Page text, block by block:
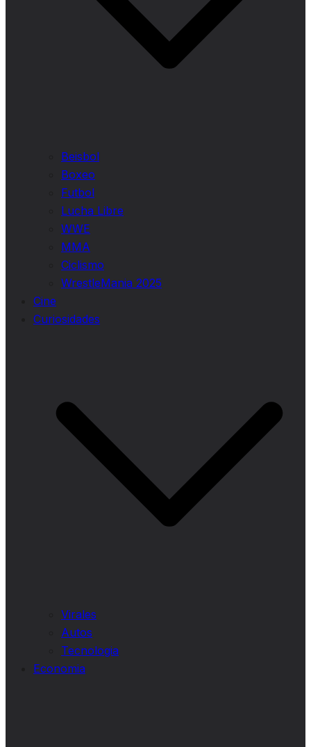
Beisbol
Boxeo
Futbol
Lucha Libre
WWE
MMA
Ciclismo
WrestleMania 2025
Cine
Curiosidades
Virales
Autos
Tecnologia
Economia